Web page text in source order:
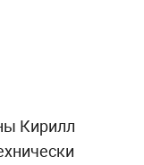
Кирилл